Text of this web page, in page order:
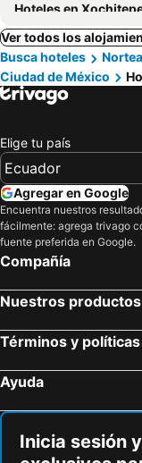
Hoteles en
Ver todos los
Busca hoteles
Ciudad de México
Elige tu país
Agregar en Google
Encuentra nuestros
fácilmente: agrega trivago
fuente preferida en Google.
Compañía
Nuestros productos
Términos y políticas
Ayuda
Inicia sesión